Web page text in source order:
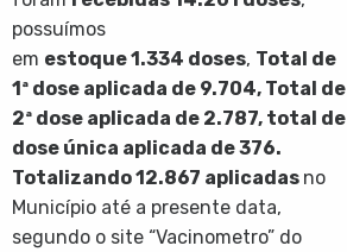
possuímos
em estoque1.334 doses, Total de
1ª dose aplicada de 9.704, Total de
2ª dose aplicada de 2.787, total de
dose única aplicada de 376.
Totalizando12.867 aplicadas no
Município até a presente data,
segundo o site “Vacinometro” do